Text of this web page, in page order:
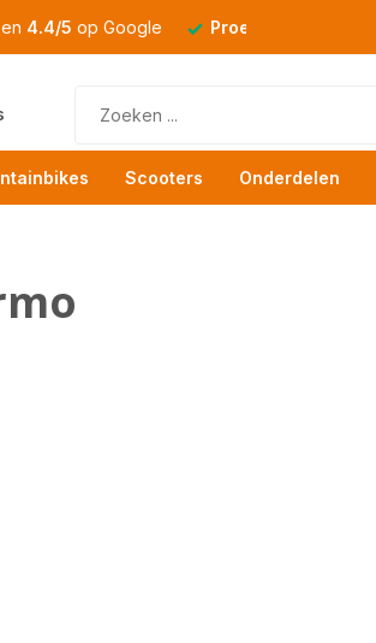
4.4/5 op Google Proefrit
Scooters Onderdelen